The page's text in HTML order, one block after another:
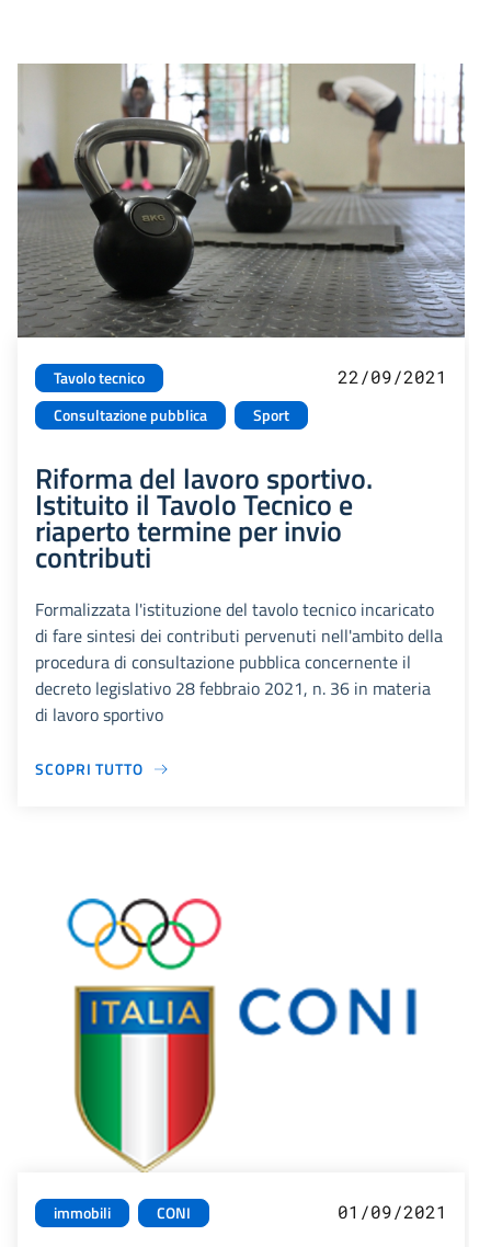
Tavolo tecnico
Consultazione pubblica
Sport
22/09/2021
Riforma del lavoro sportivo.
Istituito il Tavolo Tecnico e
riaperto termine per invio
contributi
Formalizzata l'istituzione del tavolo tecnico incaricato
di fare sintesi dei contributi pervenuti nell'ambito della
procedura di consultazione pubblica concernente il
decreto legislativo 28 febbraio 2021, n. 36 in materia
di lavoro sportivo
SCOPRI TUTTO
immobili CONI 01/09/2021